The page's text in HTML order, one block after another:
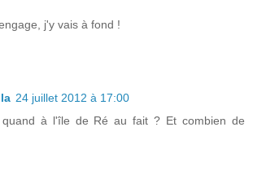
j'y vais à fond !
24 juillet 2012 à 17:00
à l'île de Ré au fait ? Et combien de